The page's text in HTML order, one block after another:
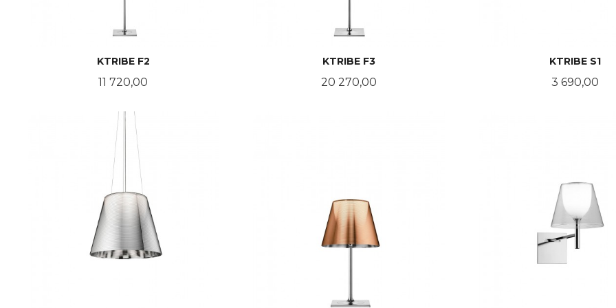
KTRIBE F2
Pris
11 720,00
LES MER
KTRIBE F3
Pris
20 270,00
KTRIBE S1
Pris
3 690,00